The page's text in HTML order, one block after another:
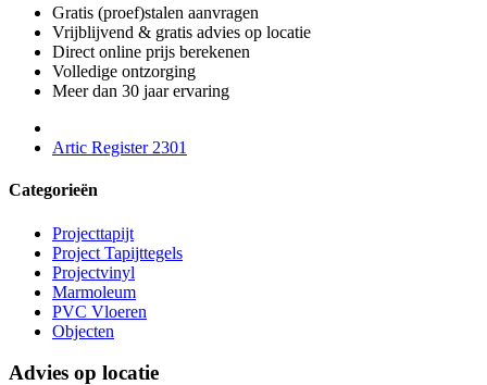
Gratis (proef)stalen aanvragen
Vrijblijvend & gratis advies op locatie
Direct online prijs berekenen
Volledige ontzorging
Meer dan 30 jaar ervaring
Artic Register 2301
Categorieën
Projecttapijt
Project Tapijttegels
Projectvinyl
Marmoleum
PVC Vloeren
Objecten
Advies op locatie